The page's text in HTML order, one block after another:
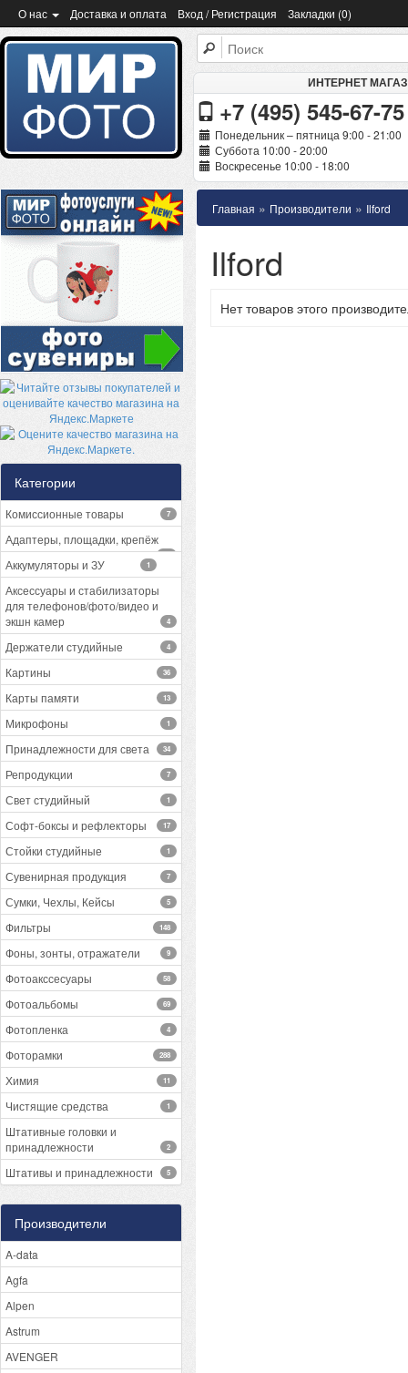
О нас Доставка и оплата Вход / Регистрация Закладки (0)
ИНТЕРНЕТ
+7 (495) 545-67-75
Понедельник – пятница 9:00 - 21:00
Суббота 10:00 - 20:00
Воскресенье 10:00 - 18:00
Категории
Комиссионные товары 7
Адаптеры, площадки, крепёж
13
Аккумуляторы и ЗУ 1
Аксессуары и стабилизаторы
для телефонов/фото/видео и
экшн камер
4
Держатели студийные 4
Картины 36
Карты памяти 13
Микрофоны 1
Принадлежности для света 34
Репродукции 7
Свет студийный 1
Софт-боксы и рефлекторы 17
Стойки студийные 1
Сувенирная продукция 7
Сумки, Чехлы, Кейсы 5
Фильтры 148
Фоны, зонты, отражатели 9
Фотоакссесуары 58
Фотоальбомы 69
Фотопленка 4
Фоторамки 288
Химия 11
Чистящие средства 1
Штативные головки и
принадлежности
2
Штативы и принадлежности 5
Производители
A-data
Agfa
Alpen
Astrum
AVENGER
Главная » Производители » Ilford
Ilford
Нет товаров этого